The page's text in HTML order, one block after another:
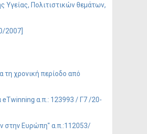
Πολιτιστικών θεμάτων,
2007]
χρονική περίοδο από
eTwinning α.π.: 123993 / Γ7 /20-
στην Ευρώπη" α.π.:112053/